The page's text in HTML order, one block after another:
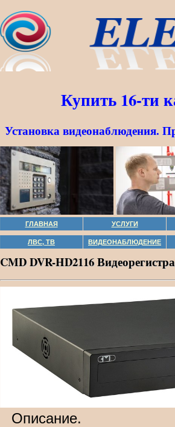
Купить 16-ти
Установка видеонаблюдения.
ГЛАВНАЯ УСЛУГИ
ЛВС, ТВ ВИДЕОНАБЛЮДЕНИЕ
CMD DVR-HD2116
Описание.